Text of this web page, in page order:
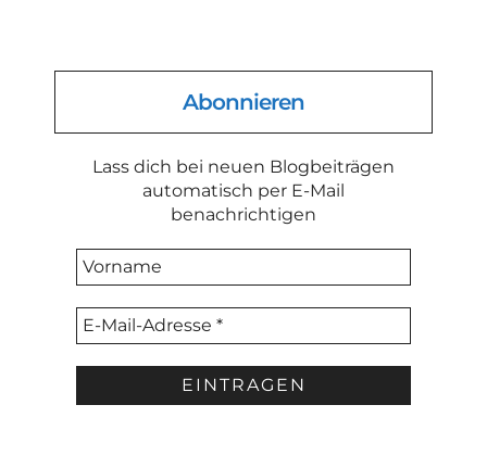
Abonnieren
Lass dich bei neuen Blogbeiträgen
automatisch per E-Mail
benachrichtigen